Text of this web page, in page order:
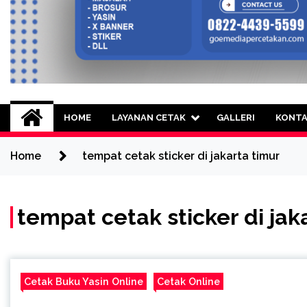
Goe Media
0822-4439-5599 (Call/WA)
HOME LAYANAN CETAK GALLERI
Home tempat cetak sticker di jakarta timur
tempat cetak sticker di
Cetak Buku Yasin Online Cetak Online